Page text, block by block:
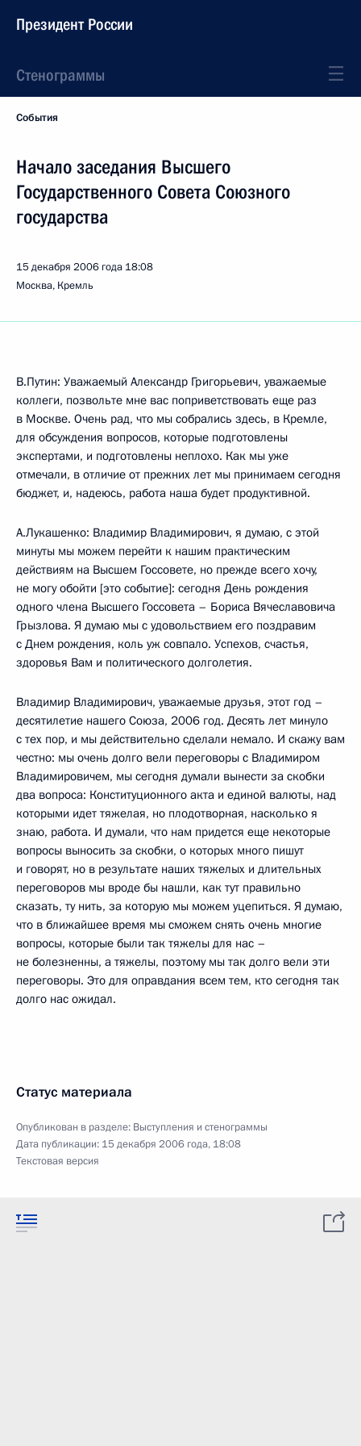
Президент России
Стенограммы
События
Начало заседания Высшего
Государственного Совета Союзного
государства
15 декабря 2006 года 18:08
Москва, Кремль
В.Путин: Уважаемый Александр Григорьевич, уважаемые
коллеги, позвольте мне вас поприветствовать еще раз
в Москве. Очень рад, что мы собрались здесь, в Кремле,
для обсуждения вопросов, которые подготовлены
экспертами, и подготовлены неплохо. Как мы уже
отмечали, в отличие от прежних лет мы принимаем сегодня
бюджет, и, надеюсь, работа наша будет продуктивной.
А.Лукашенко: Владимир Владимирович, я думаю, с этой
минуты мы можем перейти к нашим практическим
действиям на Высшем Госсовете, но прежде всего хочу,
не могу обойти [это событие]: сегодня День рождения
одного члена Высшего Госсовета – Бориса Вячеславовича
Грызлова. Я думаю мы с удовольствием его поздравим
с Днем рождения, коль уж совпало. Успехов, счастья,
здоровья Вам и политического долголетия.
Владимир Владимирович, уважаемые друзья, этот год –
десятилетие нашего Союза, 2006 год. Десять лет минуло
с тех пор, и мы действительно сделали немало. И скажу вам
честно: мы очень долго вели переговоры с Владимиром
Владимировичем, мы сегодня думали вынести за скобки
два вопроса: Конституционного акта и единой валюты, над
которыми идет тяжелая, но плодотворная, насколько я
знаю, работа. И думали, что нам придется еще некоторые
вопросы выносить за скобки, о которых много пишут
и говорят, но в результате наших тяжелых и длительных
переговоров мы вроде бы нашли, как тут правильно
сказать, ту нить, за которую мы можем уцепиться. Я думаю,
что в ближайшее время мы сможем снять очень многие
вопросы, которые были так тяжелы для нас –
не болезненны, а тяжелы, поэтому мы так долго вели эти
переговоры. Это для оправдания всем тем, кто сегодня так
долго нас ожидал.
Статус материала
Опубликован в разделе: Выступления и стенограммы
Дата публикации: 15 декабря 2006 года, 18:08
Текстовая версия